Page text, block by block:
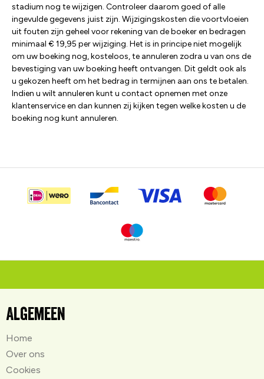
stadium nog te wijzigen. Controleer daarom goed of alle
ingevulde gegevens juist zijn. Wijzigingskosten die voortvloeien
uit fouten zijn geheel voor rekening van de boeker en bedragen
minimaal € 19,95 per wijziging. Het is in principe niet mogelijk
om uw boeking nog, kosteloos, te annuleren zodra u van ons de
bevestiging van uw boeking heeft ontvangen. Dit geldt ook als
u gekozen heeft om het bedrag in termijnen aan ons te betalen.
Indien u wilt annuleren kunt u contact opnemen met onze
klantenservice en dan kunnen zij kijken tegen welke kosten u de
boeking nog kunt annuleren.
Algemeen
Home
Over ons
Cookies